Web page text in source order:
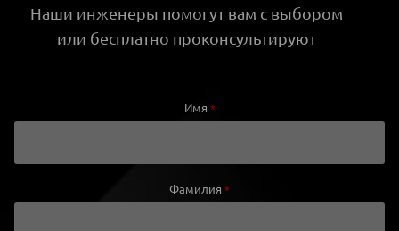
Наши инженеры помогут вам с выбором
или бесплатно проконсультируют
Имя *
Фамилия *